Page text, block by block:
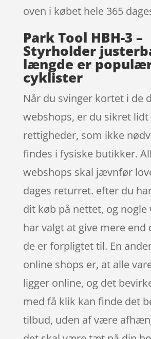
oven i købet hele 365
Park Tool HBH-3 –
Styrholder
længde er
cyklister
Når du svinger kortet i de
webshops, er du sikret
rettigheder, som ikke
findes i fysiske butikker.
webshops skal jævnfør
dages returret. efter du
dit køb på nettet, og nogle
har valgt at give mere end
de er forpligtet til. En
online shops er, at alle
ligger online, og det
med få klik kan finde det
tilbud, uden af være